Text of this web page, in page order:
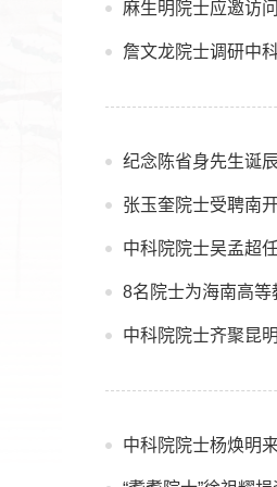
麻生明院士应邀访
詹文龙院士调研中
纪念陈省身先生诞
张玉奎院士受聘南
中科院院士吴孟超
8名院士为海南高等
中科院院士齐聚昆
中科院院士杨焕明